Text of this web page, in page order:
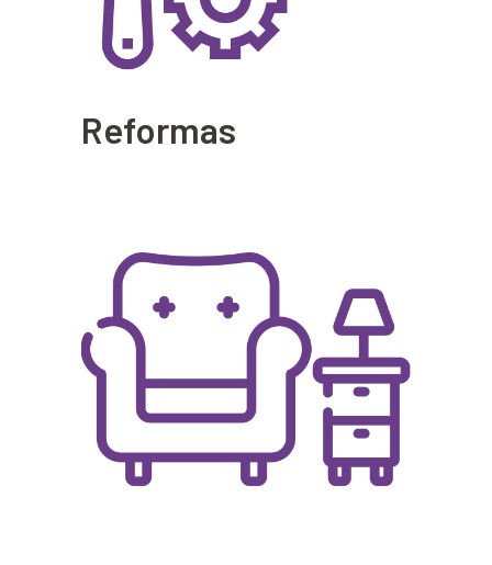
Reformas